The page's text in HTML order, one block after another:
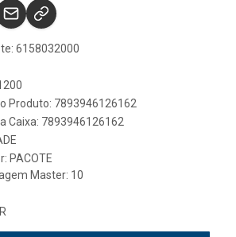
6158032000
Produto: 7893946126162
Caixa: 7893946126162
PACOTE
Master: 10